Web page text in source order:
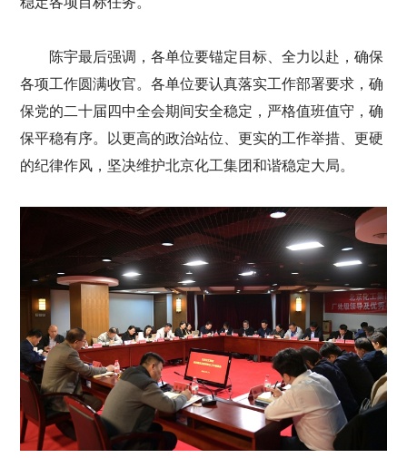
陈宇最后强调，各单位要锚定目标、全力以赴，确保
各项工作圆满收官。各单位要认真落实工作部署要求，确
保党的二十届四中全会期间安全稳定，严格值班值守，确
保平稳有序。以更高的政治站位、更实的工作举措、更硬
的纪律作风，坚决维护北京化工集团和谐稳定大局。